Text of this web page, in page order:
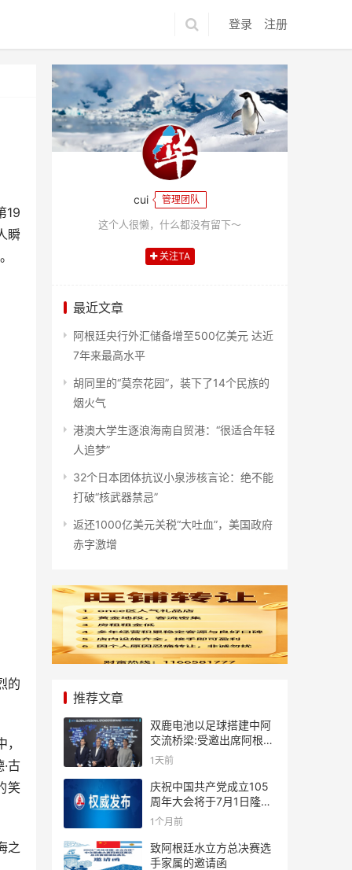
登录 注册
19
瞬
的
古
笑
之
cui 管理团队
这个人很懒，什么都没有留下～
关注TA
最近文章
阿根廷央行外汇储备增至500亿美元 达近
7年来最高水平
胡同里的“莫奈花园”，装下了14个民族的
烟火气
港澳大学生逐浪海南自贸港：“很适合年轻
人追梦”
32个日本团体抗议小泉涉核言论：绝不能
打破“核武器禁忌”
返还1000亿美元关税“大吐血”，美国政府
赤字激增
推荐文章
双鹿电池以足球搭建中阿
交流桥梁:受邀出席阿根廷
足协赞助商招待会！
1天前
庆祝中国共产党成立105
周年大会将于7月1日隆重
举行
1个月前
致阿根廷水立方总决赛选
手家属的邀请函